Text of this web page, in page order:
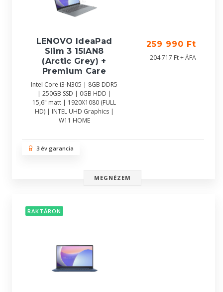
LENOVO IdeaPad
Slim 3 15IAN8
(Arctic Grey) +
Premium Care
Intel Core i3-N305 | 8GB DDR5
| 250GB SSD | 0GB HDD |
15,6" matt | 1920X1080 (FULL
HD) | INTEL UHD Graphics |
W11 HOME
259 990 Ft
204 717 Ft + ÁFA
3 év garancia
MEGNÉZEM
RAKTÁRON